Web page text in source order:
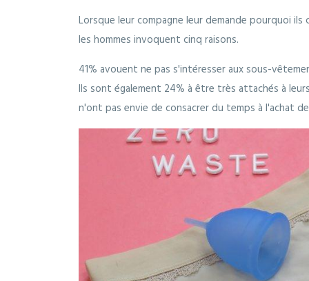
Lorsque leur compagne leur demande pourquoi
les hommes invoquent cinq raisons.
41% avouent ne pas s'intéresser aux sous-
Ils sont également 24% à être très attachés à
n'ont pas envie de consacrer du temps à l'achat